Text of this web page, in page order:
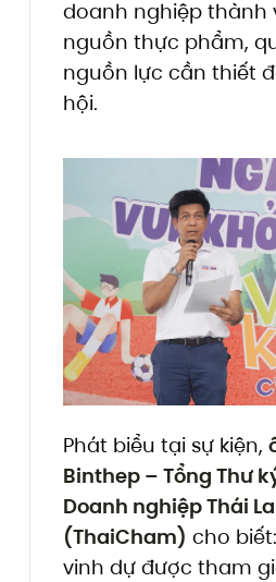
doanh nghiệp thành
nguồn thực phẩm,
nguồn lực cần thiết
hội.
Phát biểu tại sự kiện,
Binthep – Tổng Thư
Doanh nghiệp Thái
(ThaiCham) cho
vinh dự được tham